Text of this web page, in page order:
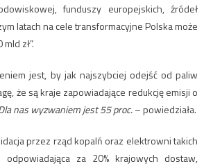
funduszy europejskich, źródeł
latach na cele transformacyjne Polska może
zł”.
jest, by jak najszybciej odejść od paliw
że są kraje zapowiadające redukcję emisji o
nas wyzwaniem jest 55 proc.– powiedziała.
przez rząd kopalń oraz elektrowni takich
za 20% krajowych dostaw,